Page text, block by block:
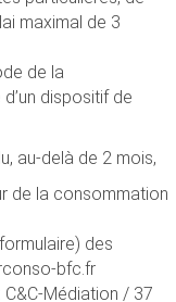
maximal de 3
de la
dispositif de
au-delà de 2 mois,
de la consommation
des
bfc.fr
Médiation / 37